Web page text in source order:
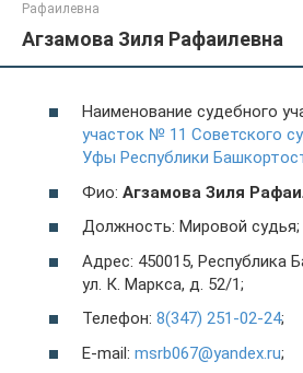
Рафаилевна
Агзамова Зиля Рафаилевна
Наименование судебного
участок № 11 Советского
Уфы Республики
Фио: Агзамова Зиля
Должность: Мировой судья;
Адрес: 450015, Республика
ул. К. Маркса, д. 52/1;
Телефон: 8(347) 251-02-24;
E-mail: msrb067@yandex.ru;